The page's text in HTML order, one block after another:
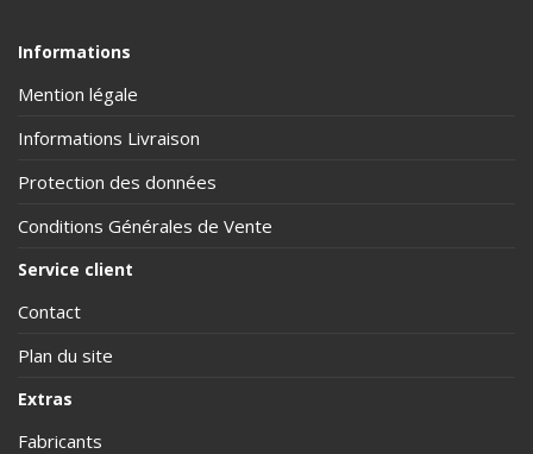
Informations
Mention légale
Informations Livraison
Protection des données
Conditions Générales de Vente
Service client
Contact
Plan du site
Extras
Fabricants